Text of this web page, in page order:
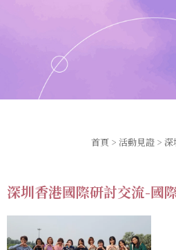
首頁 > 活動見證 >
深圳香港國際研討交流-國